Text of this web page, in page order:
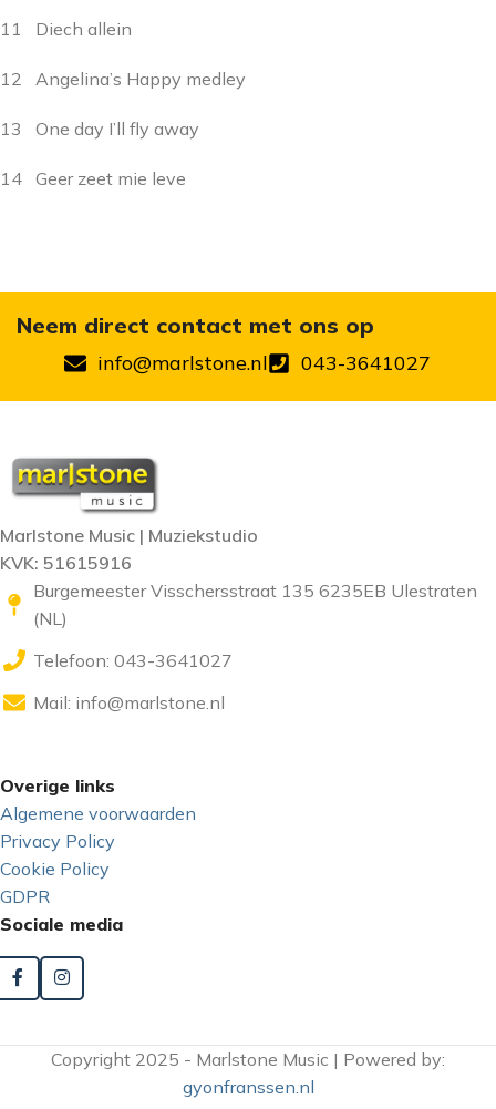
11 Diech allein
12 Angelina’s Happy medley
13 One day I’ll fly away
14 Geer zeet mie leve
Neem direct contact met ons op
info@marlstone.nl 043-3641027
Marlstone Music | Muziekstudio
KVK: 51615916
Burgemeester Visschersstraat 135 6235EB Ulestraten
(NL)
Telefoon: 043-3641027
Mail: info@marlstone.nl
Overige links
Algemene voorwaarden
Privacy Policy
Cookie Policy
GDPR
Sociale media
Copyright 2025 - Marlstone Music | Powered by:
gyonfranssen.nl